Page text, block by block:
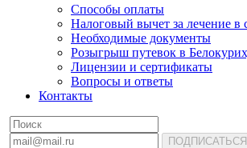
Способы оплаты
Налоговый вычет за лечение в
Необходимые документы
Розыгрыш путевок в
Лицензии и сертификаты
Вопросы и ответы
Контакты
ПОДПИСАТЬСЯ